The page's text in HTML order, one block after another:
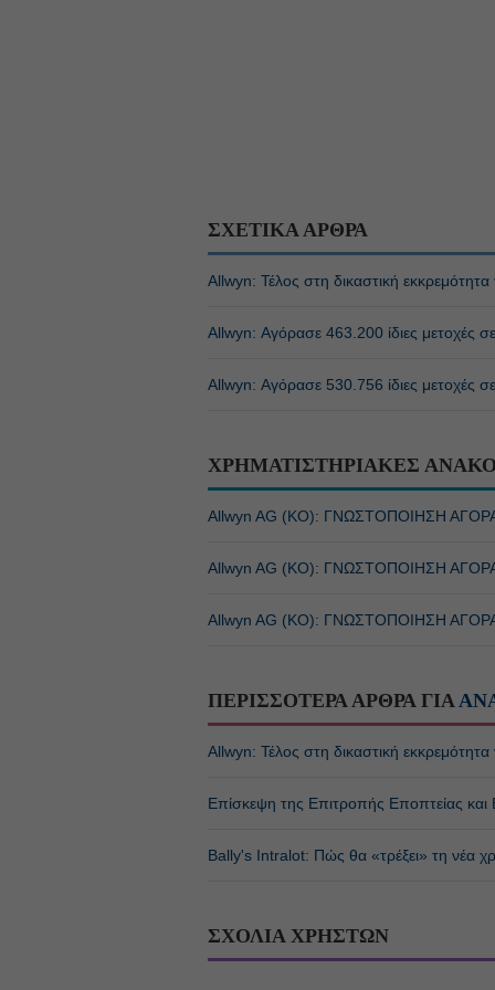
ΣΧΕΤΙΚΑ ΑΡΘΡΑ
Allwyn: Τέλος στη δικαστική
Allwyn: Αγόρασε 463.200 ίδιες μετοχές
Allwyn: Αγόρασε 530.756 ίδιες μετοχές
ΧΡΗΜΑΤΙΣΤΗΡΙΑΚΕΣ
Allwyn AG (ΚΟ): ΓΝΩΣΤΟΠΟΙΗΣΗ
Allwyn AG (ΚΟ): ΓΝΩΣΤΟΠΟΙΗΣΗ
Allwyn AG (ΚΟ): ΓΝΩΣΤΟΠΟΙΗΣΗ
ΠΕΡΙΣΣΟΤΕΡΑ ΑΡΘΡΑ ΓΙΑ
Allwyn: Τέλος στη δικαστική
Επίσκεψη της Επιτροπής Εποπτείας
Bally's Intralot: Πώς θα «τρέξει» τη νέα
ΣΧΟΛΙΑ ΧΡΗΣΤΩΝ